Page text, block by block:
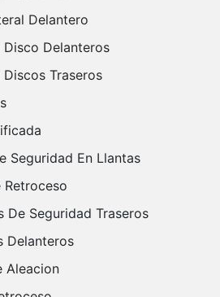
Delantero
Disco Delanteros
Discos Traseros
Seguridad En Llantas
Retroceso
De Seguridad Traseros
Delanteros
Aleacion